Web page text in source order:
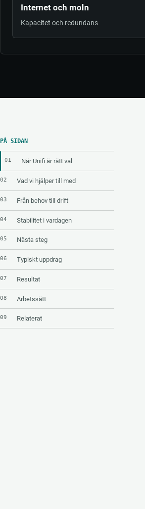
Internet och moln
Kapacitet och redundans
PÅ SIDAN
01 När Unifi är rätt val
02 Vad vi hjälper till med
03 Från behov till drift
04 Stabilitet i vardagen
05 Nästa steg
06 Typiskt uppdrag
07 Resultat
08 Arbetssätt
09 Relaterat